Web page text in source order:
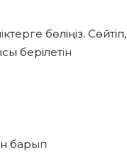
бөліңіз. Сөйтіп,
берілетін
барып